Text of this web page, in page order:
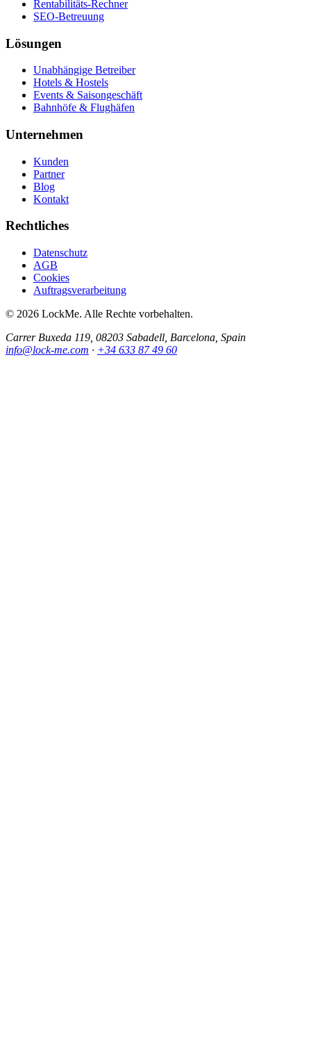
Rentabilitäts-Rechner
SEO-Betreuung
Lösungen
Unabhängige Betreiber
Hotels & Hostels
Events & Saisongeschäft
Bahnhöfe & Flughäfen
Unternehmen
Kunden
Partner
Blog
Kontakt
Rechtliches
Datenschutz
AGB
Cookies
Auftragsverarbeitung
© 2026 LockMe. Alle Rechte vorbehalten.
Carrer Buxeda 119, 08203 Sabadell, Barcelona, Spain
info@lock-me.com · +34 633 87 49 60